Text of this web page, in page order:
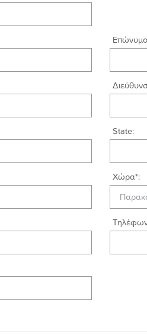
State:
Χώρα*: